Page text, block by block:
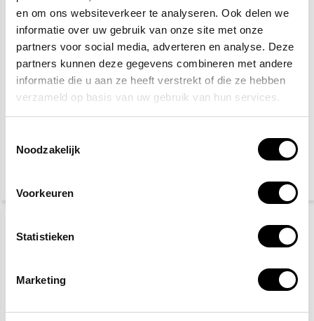
en om ons websiteverkeer te analyseren. Ook delen we
informatie over uw gebruik van onze site met onze
partners voor social media, adverteren en analyse. Deze
partners kunnen deze gegevens combineren met andere
informatie die u aan ze heeft verstrekt of die ze hebben
verzameld op basis van uw gebruik van hun services.
Noodzakelijk
Voorkeuren
Statistieken
Marketing
Verboden toegang voor
Verboden voor